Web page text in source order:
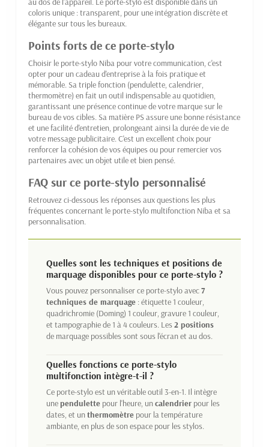
coloris unique : transparent, pour une intégration discrète et
élégante sur tous les bureaux.
Points forts de ce porte-stylo
Choisir le porte-stylo Niba pour votre communication, c'est
opter pour un cadeau d'entreprise à la fois pratique et
mémorable. Sa triple fonction (pendulette, calendrier,
thermomètre) en fait un outil indispensable au quotidien,
garantissant une présence continue de votre marque sur le
bureau de vos cibles. Sa matière PS assure une bonne résistance
et une facilité d'entretien, prolongeant ainsi la durée de vie de
votre message publicitaire. C'est un excellent choix pour
renforcer la cohésion de vos équipes ou pour remercier vos
partenaires avec un objet utile et bien pensé.
FAQ sur ce porte-stylo personnalisé
Retrouvez ci-dessous les réponses aux questions les plus
fréquentes concernant le porte-stylo multifonction Niba et sa
personnalisation.
Quelles sont les techniques et positions de
marquage disponibles pour ce porte-stylo ?
Vous pouvez personnaliser ce porte-stylo avec7
techniques de marquage : étiquette 1 couleur,
quadrichromie (Doming) 1 couleur, gravure 1 couleur,
et tampographie de 1 à 4 couleurs. Les2 positions
de marquage possibles sont sous l'écran et au dos.
Quelles fonctions ce porte-stylo
multifonction intègre-t-il ?
Ce porte-stylo est un véritable outil 3-en-1. Il intègre
unependulette pour l'heure, uncalendrier pour les
dates, et unthermomètre pour la température
ambiante, en plus de son espace pour les stylos.